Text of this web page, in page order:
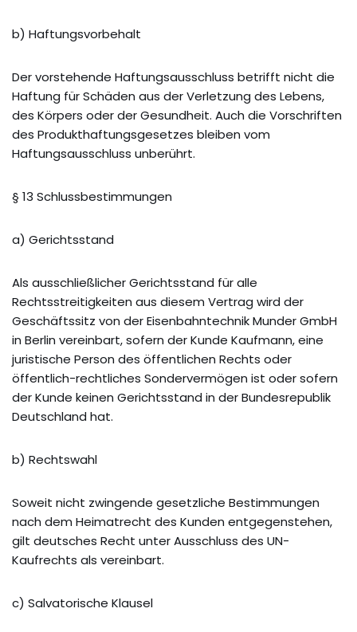
b) Haftungsvorbehalt
Der vorstehende Haftungsausschluss betrifft nicht die
Haftung für Schäden aus der Verletzung des Lebens,
des Körpers oder der Gesundheit. Auch die Vorschriften
des Produkthaftungsgesetzes bleiben vom
Haftungsausschluss unberührt.
§ 13 Schlussbestimmungen
a) Gerichtsstand
Als ausschließlicher Gerichtsstand für alle
Rechtsstreitigkeiten aus diesem Vertrag wird der
Geschäftssitz von der Eisenbahntechnik Munder GmbH
in Berlin vereinbart, sofern der Kunde Kaufmann, eine
juristische Person des öffentlichen Rechts oder
öffentlich-rechtliches Sondervermögen ist oder sofern
der Kunde keinen Gerichtsstand in der Bundesrepublik
Deutschland hat.
b) Rechtswahl
Soweit nicht zwingende gesetzliche Bestimmungen
nach dem Heimatrecht des Kunden entgegenstehen,
gilt deutsches Recht unter Ausschluss des UN-
Kaufrechts als vereinbart.
c) Salvatorische Klausel